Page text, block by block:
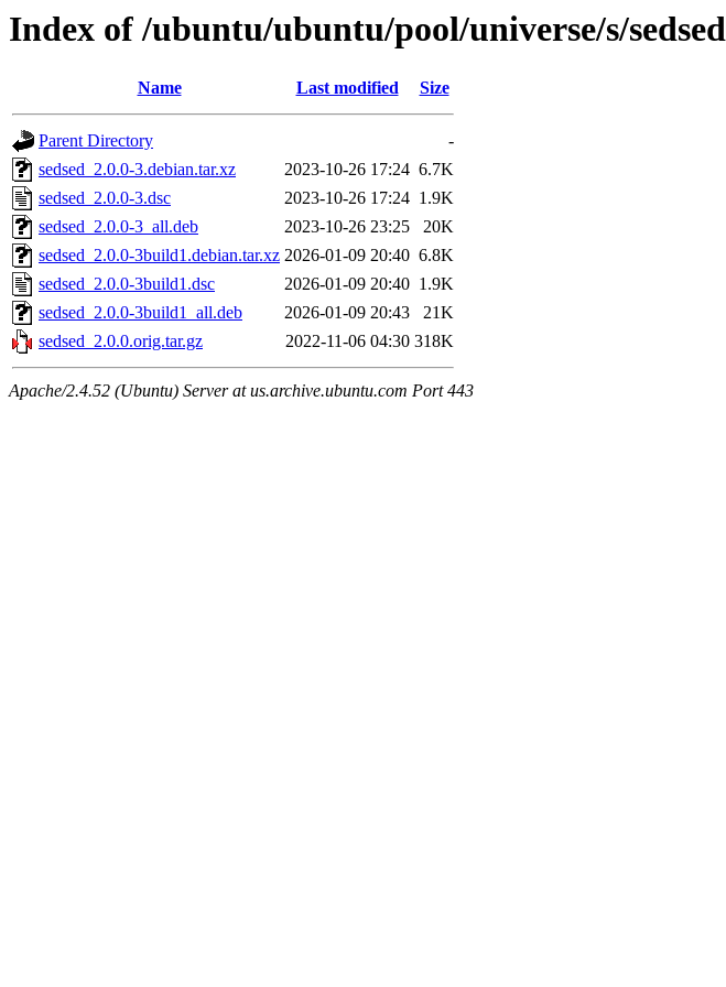
Index of /ubuntu/ubuntu/pool/universe/s/sedsed
Name Last modified Size
Parent Directory
-
sedsed_2.0.0-3.debian.tar.xz
2023-10-26 17:24 6.7K
sedsed_2.0.0-3.dsc
2023-10-26 17:24 1.9K
sedsed_2.0.0-3_all.deb
2023-10-26 23:25
20K
sedsed_2.0.0-3build1.debian.tar.xz 2026-01-09 20:40 6.8K
sedsed_2.0.0-3build1.dsc
2026-01-09 20:40 1.9K
sedsed_2.0.0-3build1_all.deb
2026-01-09 20:43
21K
sedsed_2.0.0.orig.tar.gz
2022-11-06 04:30 318K
Apache/2.4.52 (Ubuntu) Server at us.archive.ubuntu.com Port 443